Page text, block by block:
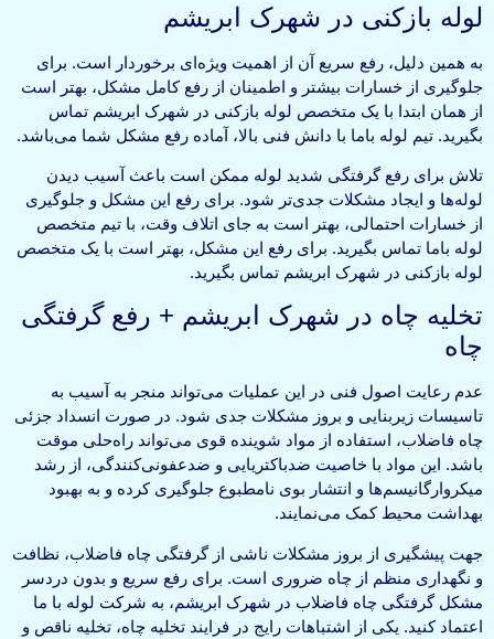
لوله بازکنی در شهرک ابریشم
به همین دلیل، رفع سریع آن از اهمیت ویژه‌ای برخوردار است. برای
جلوگیری از خسارات بیشتر و اطمینان از رفع کامل مشکل، بهتر است
از همان ابتدا با یک متخصص لوله بازکنی در شهرک ابریشم تماس
بگیرید. تیم لوله باما با دانش فنی بالا، آماده رفع مشکل شما می‌باشد.
تلاش برای رفع گرفتگی شدید لوله ممکن است باعث آسیب دیدن
لوله‌ها و ایجاد مشکلات جدی‌تر شود. برای رفع این مشکل و جلوگیری
از خسارات احتمالی، بهتر است به جای اتلاف وقت، با تیم متخصص
لوله باما تماس بگیرید. برای رفع این مشکل، بهتر است با یک متخصص
لوله بازکنی در شهرک ابریشم تماس بگیرید.
تخلیه چاه در شهرک ابریشم + رفع گرفتگی
چاه
عدم رعایت اصول فنی در این عملیات می‌تواند منجر به آسیب به
تاسیسات زیربنایی و بروز مشکلات جدی شود. در صورت انسداد جزئی
چاه فاضلاب، استفاده از مواد شوینده قوی می‌تواند راه‌حلی موقت
باشد. این مواد با خاصیت ضدباکتریایی و ضدعفونی‌کنندگی، از رشد
میکروارگانیسم‌ها و انتشار بوی نامطبوع جلوگیری کرده و به بهبود
بهداشت محیط کمک می‌نمایند.
جهت پیشگیری از بروز مشکلات ناشی از گرفتگی چاه فاضلاب، نظافت
و نگهداری منظم از چاه ضروری است. برای رفع سریع و بدون دردسر
مشکل گرفتگی چاه فاضلاب در شهرک ابریشم، به شرکت لوله با ما
اعتماد کنید. یکی از اشتباهات رایج در فرایند تخلیه چاه، تخلیه ناقص و